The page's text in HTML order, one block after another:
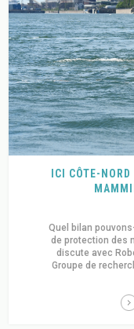
ICI CÔTE-
Quel bilan
de protection des
discute avec
Groupe de